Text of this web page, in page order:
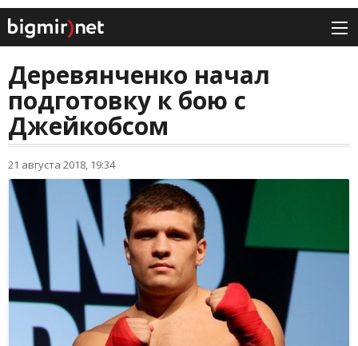
Деревянченко начал
подготовку к бою с
Джейкобсом
21 августа 2018, 19:34